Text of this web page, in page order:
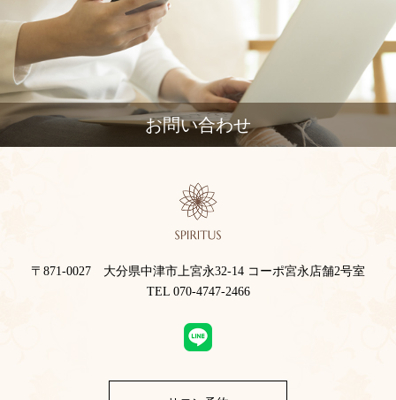
お問い合わせ
〒871-0027 大分県中津市上宮永32-14 コーポ宮永店舗2号室
TEL 070-4747-2466